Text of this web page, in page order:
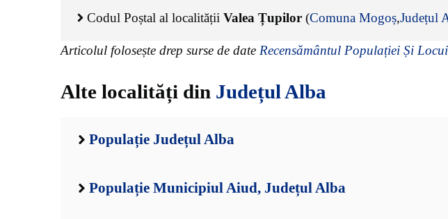
Codul Poștal al localității Valea Țupilor (Comuna Mogoș,Județul
Articolul folosește drep surse de date Recensământul Populației Și
Alte localități din Județul Alba
Populație Județul Alba
Populație Municipiul Aiud, Județul Alba